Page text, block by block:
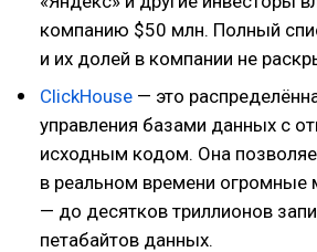
компанию $50 млн. Полный
и их долей в компании не
ClickHouse — это
управления базами данных с
исходным кодом. Она
в реальном времени
— до десятков триллионов
петабайтов данных.